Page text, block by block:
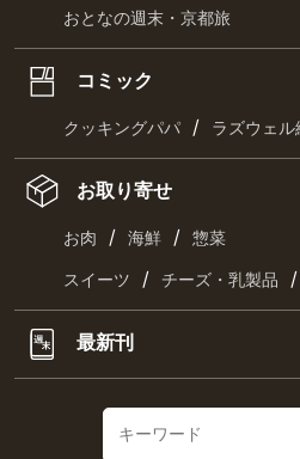
おとなの週末・京都旅
コミック
クッキングパパ / ラズウェル
お取り寄せ
お肉 / 海鮮 / 惣菜
スイーツ / チーズ・乳製品 /
最新刊